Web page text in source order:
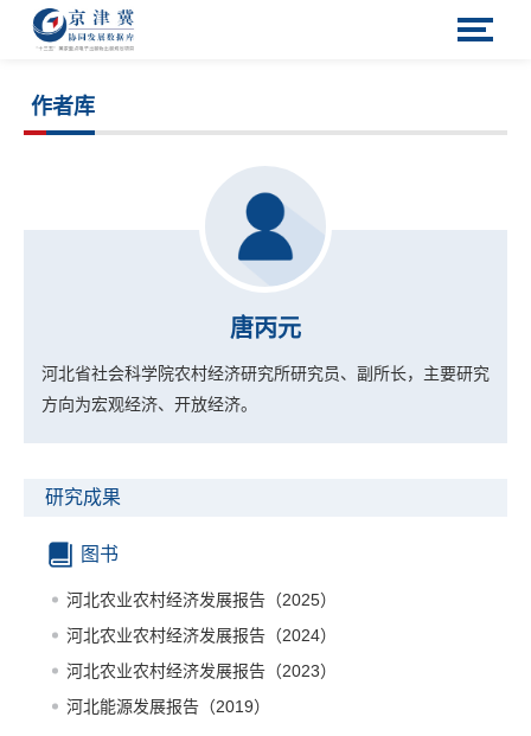
作者库
唐丙元
河北省社会科学院农村经济研究所研究员、副所长， 主要研究
方向为宏观经济、开放经济。
研究成果
图书
河北农业农村经济发展报告（2025）
河北农业农村经济发展报告（2024）
河北农业农村经济发展报告（2023）
河北能源发展报告（2019）